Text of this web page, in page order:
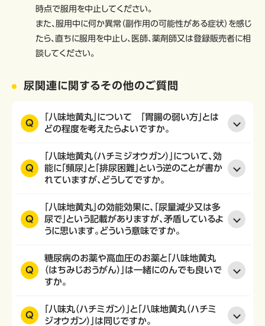
時点で服用を中止してください。
また、服用中に何か異常（副作用の可能性がある症状）を感じ
たら、直ちに服用を中止し、医師、薬剤師又は登録販売者に相
談してください。
尿関連に関するその他のご質問
Q
「八味地黄丸」について 「胃腸の弱い方」とは
どの程度を考えたらよいですか。
Q
「八味地黄丸（ハチミジオウガン）」について、効
能に「頻尿」と「排尿困難」という逆のことが書か
れていますが、どうしてですか。
Q
「八味地黄丸」の効能効果に、「尿量減少又は多
尿で」という記載がありますが、矛盾しているよ
うに思います。どういう意味ですか。
Q
糖尿病のお薬や高血圧のお薬と「八味地黄丸
（はちみじおうがん）」は一緒にのんでも良いで
すか。
Q
「八味丸（ハチミガン）」と「八味地黄丸（ハチミ
ジオウガン）」は同じですか。